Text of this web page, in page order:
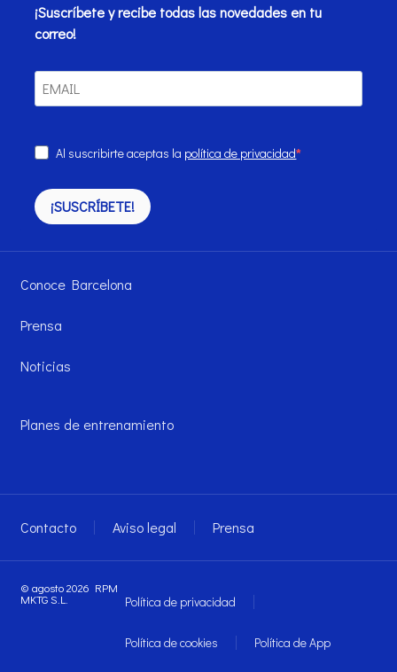
¡Suscríbete y recibe todas las novedades en tu
correo!
Al suscribirte aceptas la política de privacidad
¡SUSCRÍBETE!
Conoce Barcelona
Prensa
Noticias
Planes de entrenamiento
Contacto Aviso legal Prensa
© agosto 2026 RPM
MKTG S.L. Política de privacidad
Política de cookies Política de App